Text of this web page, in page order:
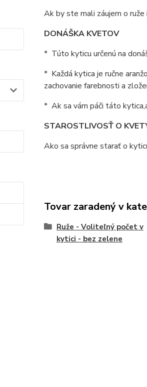
Ak by ste mali záujem o
DONÁŠKA KVETOV
* Túto kyticu určenú na
* Každá kytica je ručne
zachovanie farebnosti a
* Ak sa vám páči táto
STAROSTLIVOSŤ O
Ako sa správne starať o
Tovar zaradený v
Ruže - Voliteľný počet v
kytici - bez zelene